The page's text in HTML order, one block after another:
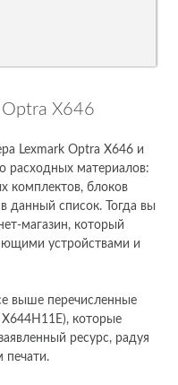
Optra X646
Lexmark Optra X646 и
расходных материалов:
комплектов, блоков
данный список. Тогда вы
магазин, который
устройствами и
выше перечисленные
которые
ресурс, радуя
печати.